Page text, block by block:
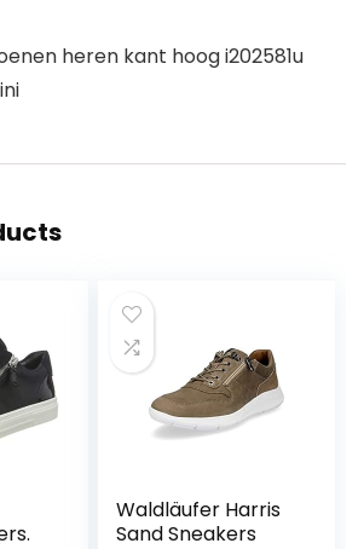
heren kant hoog i202581u
Waldläufer Harris
Sand Sneakers